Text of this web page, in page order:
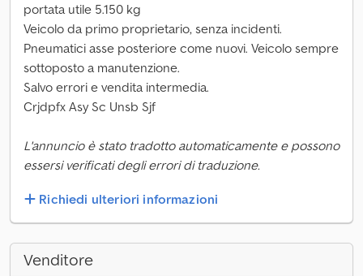
portata utile 5.150 kg
Veicolo da primo proprietario, senza incidenti.
Pneumatici asse posteriore come nuovi. Veicolo sempre
sottoposto a manutenzione.
Salvo errori e vendita intermedia.
Crjdpfx Asy Sc Unsb Sjf
L'annuncio è stato tradotto automaticamente e possono
essersi verificati degli errori di traduzione.
Richiedi ulteriori informazioni
Venditore